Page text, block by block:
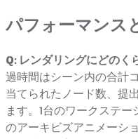
パフォーマンス
Q: レンダリングにどのく
過時間はシーン内の合計
当てられたノード数、提
ます。1台のワークステ
のアーキビズアニメーシ